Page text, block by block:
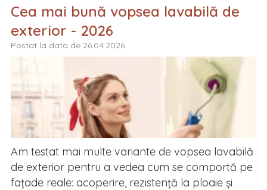
Cea mai bună vopsea lavabilă de
exterior - 2026
Postat la data de 26.04.2026.
Am testat mai multe variante de vopsea lavabilă
de exterior pentru a vedea cum se comportă pe
fațade reale: acoperire, rezistență la ploaie și